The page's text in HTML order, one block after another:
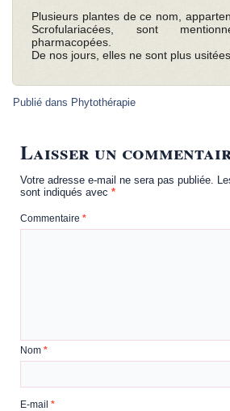
Plusieurs plantes de ce nom,
Scrofulariacées, sont
pharmacopées.
De nos jours, elles ne sont plus usitées.
Publié dans Phytothérapie
Laisser un
Votre adresse e-mail ne sera pas publiée.
sont indiqués avec*
Commentaire*
Nom*
E-mail*